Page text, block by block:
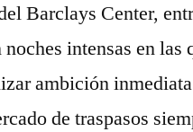
Barclays Center,
intensas en las
ambición
de traspasos